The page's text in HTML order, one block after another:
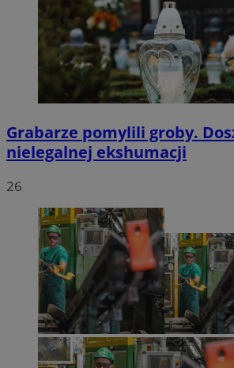
Grabarze pomylili groby.
nielegalnej ekshumacji
26